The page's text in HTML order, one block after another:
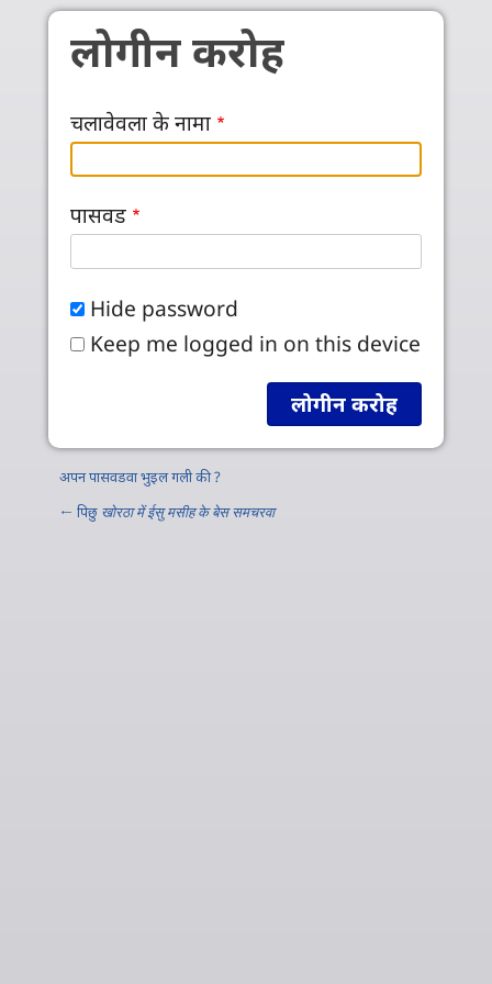
Skip to main content
लोगीन करोह
चलावेवला के नामा
पासवड
Hide password
Keep me logged in on this device
अपन पासवडवा भुइल गली की ?
← पिछु खोरठा में ईसु मसीह के बेस समचरवा